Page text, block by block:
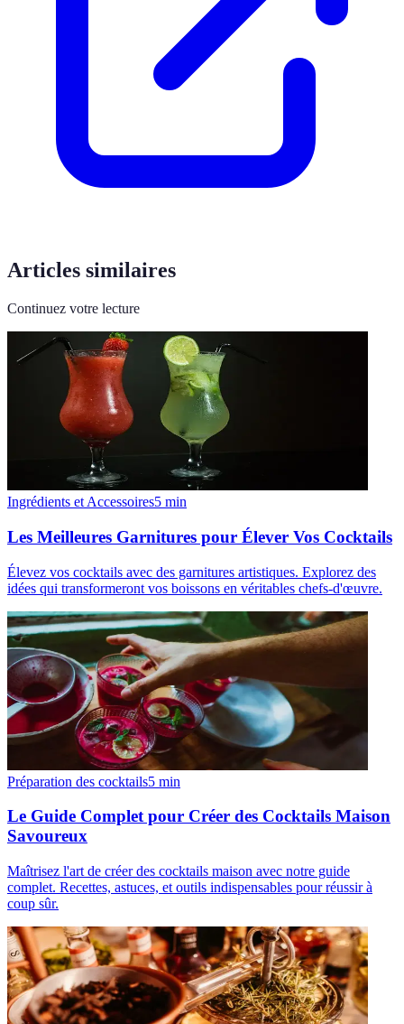
Articles similaires
Continuez votre lecture
Ingrédients et Accessoires5 min
Les Meilleures Garnitures pour Élever Vos Cocktails
Élevez vos cocktails avec des garnitures artistiques. Explorez des
idées qui transformeront vos boissons en véritables chefs-d'œuvre.
Préparation des cocktails5 min
Le Guide Complet pour Créer des Cocktails Maison
Savoureux
Maîtrisez l'art de créer des cocktails maison avec notre guide
complet. Recettes, astuces, et outils indispensables pour réussir à
coup sûr.